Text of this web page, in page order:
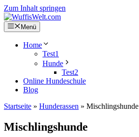
Zum Inhalt springen
Menü
Home
Test1
Hunde
Test2
Online Hundeschule
Blog
Startseite » Hunderassen » Mischlingshunde
Mischlingshunde